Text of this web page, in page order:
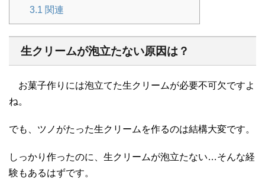
3.1 関連
生クリームが泡立たない原因は？
お菓子作りには泡立てた生クリームが必要不可欠ですよ
ね。
でも、ツノがたった生クリームを作るのは結構大変です。
しっかり作ったのに、生クリームが泡立たない…そんな経
験もあるはずです。